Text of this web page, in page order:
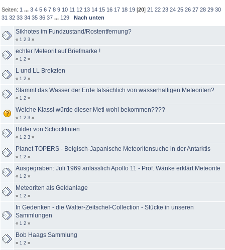
Seiten: 1 ...3 4 5 6 7 8 9 10 11 12 13 14 15 16 17 18 19 [20]21 22 23 24 25 26 27 28 29 30
31 32 33 34 35 36 37 ... 129 Nach unten
Sikhotes im Fundzustand/Rostentfernung?
« 1 2 3 »
echter Meteorit auf Briefmarke !
« 1 2 »
L und LL Brekzien
« 1 2 »
Stammt das Wasser der Erde tatsächlich von wasserhaltigen Meteoriten?
« 1 2 »
Welche Klassi würde dieser Meti wohl bekommen????
« 1 2 3 »
Bilder von Schocklinien
« 1 2 3 »
Planet TOPERS - Belgisch-Japanische Meteoritensuche in der Antarktis
« 1 2 »
Ausgegraben: Juli 1969 anlässlich Apollo 11 - Prof. Wänke erklärt Meteorite
« 1 2 »
Meteoriten als Geldanlage
« 1 2 »
In Gedenken - die Walter-Zeitschel-Collection - Stücke in unseren
Sammlungen
« 1 2 »
Bob Haags Sammlung
« 1 2 »